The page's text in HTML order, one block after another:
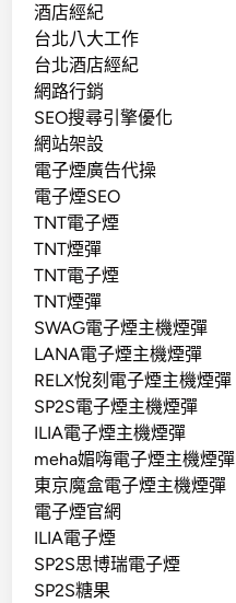
酒店經紀
台北八大工作
台北酒店經紀
網路行銷
SEO搜尋引擎優化
網站架設
電子煙廣告代操
電子煙SEO
TNT電子煙
TNT煙彈
TNT電子煙
TNT煙彈
SWAG電子煙主機煙彈
LANA電子煙主機煙彈
RELX悅刻電子煙主機煙彈
SP2S電子煙主機煙彈
ILIA電子煙主機煙彈
meha媚嗨電子煙主機煙彈
東京魔盒電子煙主機煙彈
電子煙官網
ILIA電子煙
SP2S思博瑞電子煙
SP2S糖果